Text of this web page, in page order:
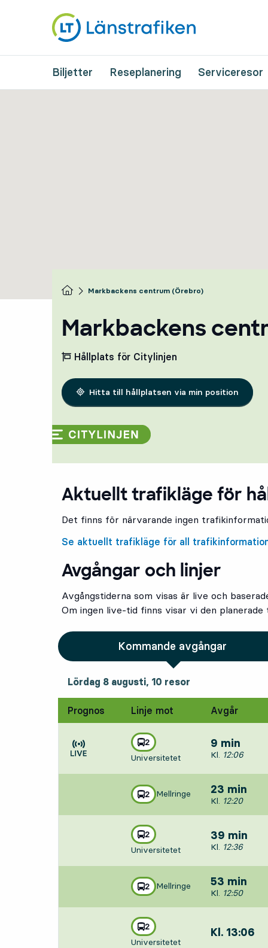
Biljetter Reseplanering Serviceresor
Startsida
Markbackens centrum (Örebro)
Markbackens
Hållplats för Citylinjen
Hitta till hållplatsen via min position
Aktuellt trafikläge för
Det finns för närvarande ingen
Se aktuellt trafikläge för all
Avgångar och linjer
Avgångstiderna som visas är live och
Om ingen live-tid finns visar vi den planerade
Kommande avgångar
lördag 8 augusti, 10 resor
Lördag 8 augusti, 10 resor
Prognos Linje mot Avgår
Tiden är prognos
linje
2
mot
Universitetet
,
9 min
Avgår, Kl.
Kl. 12:06
linje
2
mot
Mellringe
,
23 min
Avgår, Kl.
Kl. 12:20
linje
2
mot
Universitetet
,
39 min
Avgår, Kl.
Kl. 12:36
linje
2
mot
Mellringe
,
53 min
Avgår, Kl.
Kl. 12:50
linje
2
mot
Universitetet
, Kl. 13:06